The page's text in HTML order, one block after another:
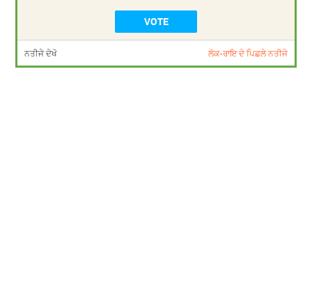
ਨਤੀਜੇ ਦੇਖੋ ਲੋਕ-ਰਾਇ ਦੇ ਪਿਛਲੇ ਨਤੀਜੇ